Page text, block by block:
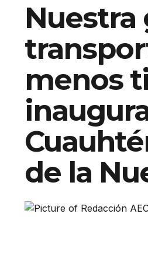
Nuestra
menos
de la